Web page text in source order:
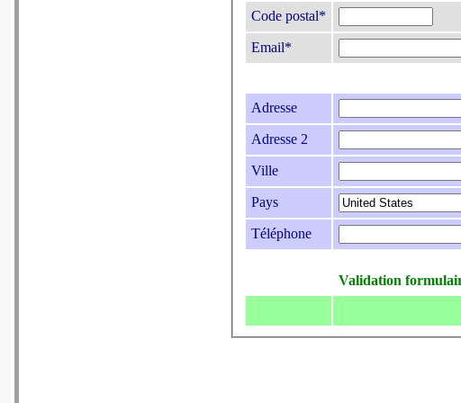
Code postal*
Email*
Adresse
Adresse 2
Ville
Pays
Téléphone
Validation